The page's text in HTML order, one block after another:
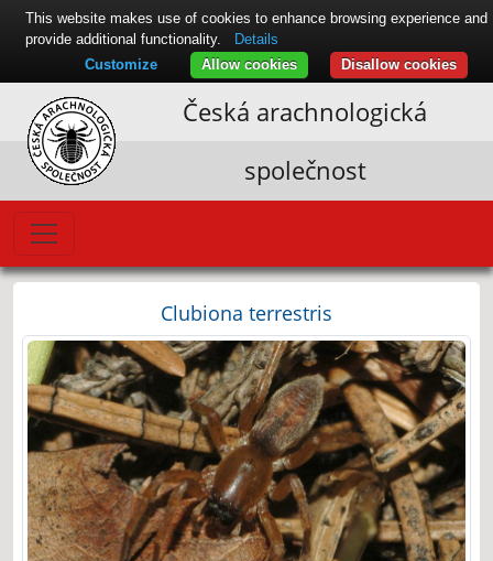
Česká arachnologická
společnost
Clubiona terrestris
This website makes use of cookies to enhance browsing experience and
provide additional functionality.
Details
Disallow cookies
Allow cookies
Customize